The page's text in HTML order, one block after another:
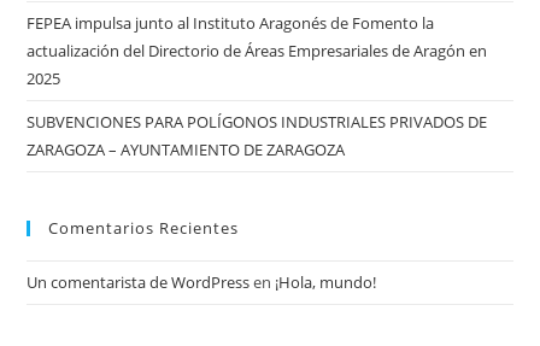
FEPEA impulsa junto al Instituto Aragonés de Fomento la
actualización del Directorio de Áreas Empresariales de Aragón en
2025
SUBVENCIONES PARA POLÍGONOS INDUSTRIALES PRIVADOS DE
ZARAGOZA – AYUNTAMIENTO DE ZARAGOZA
Comentarios Recientes
Un comentarista de WordPressen ¡Hola, mundo!